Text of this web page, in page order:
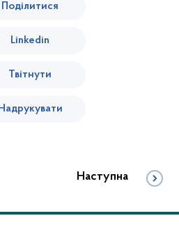
Поділитися
Linkedin
Твітнути
Надрукувати
Наступна